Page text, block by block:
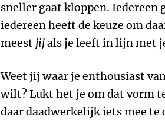
sneller gaat kloppen. Iedereen
iedereen heeft de keuze om
meest jijals je leeft in lijn met
Weet jij waar je enthousiast
wilt? Lukt het je om dat vorm
daar daadwerkelijk iets mee te